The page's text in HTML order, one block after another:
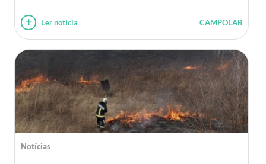
Ler notícia CAMPOLAB
Notícias